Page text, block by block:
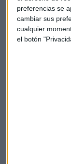
preferencias se
cambiar sus
cualquier
el botón
retail.
Durante este
ampliando las